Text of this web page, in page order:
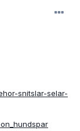
snitslar-selar-